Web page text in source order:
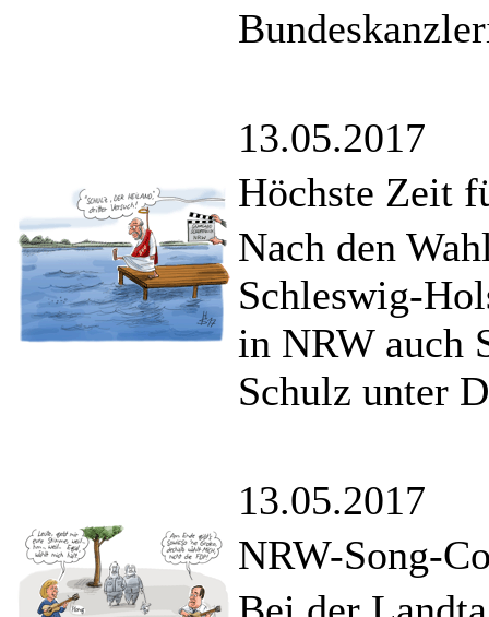
13.05.2017
Höchste Zeit
Nach den
Schleswig-
in NRW auch
Schulz unter
13.05.2017
NRW-Song-